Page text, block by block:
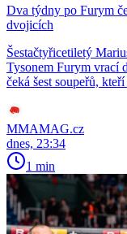
Dva týdny po Furym
dvojicích
Šestačtyřicetiletý
Tysonem Furym
čeká šest soupeřů,
MMAMAG.cz
dnes, 23:34
1 min